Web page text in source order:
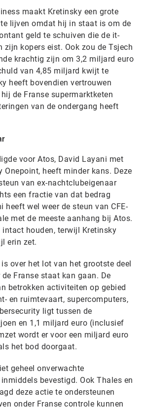
maakt Kretinsky een grote
lijven omdat hij in staat is om de
geld te schuiven die de it-
zijn kopers eist. Ook zou de Tsjech
krachtig zijn om 3,2 miljard euro
van 4,85 miljard kwijt te
heeft bovendien vertrouwen
de Franse supermarktketen
van de ondergang heeft
voor Atos, David Layani met
heeft minder kans. Deze
van ex-nachtclubeigenaar
een fractie van dat bedrag
heeft wel weer de steun van CFE-
met de meeste aanhang bij Atos.
houden, terwijl Kretinsky
erin zet.
is over het lot van het grootste deel
Franse staat kan gaan. De
betrokken activiteiten op gebied
en ruimtevaart, supercomputers,
ligt tussen de
en 1,1 miljard euro (inclusief
wordt er voor een miljard euro
het bod doorgaat.
geheel onverwachte
bevestigd. Ook Thales en
deze actie te ondersteunen
onder Franse controle kunnen